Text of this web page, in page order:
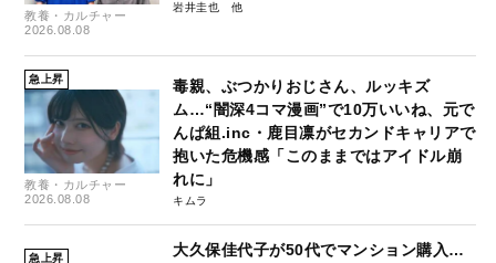
教養・カルチャー
2026.08.08
岩井圭也
急上昇
教養・カルチャー
2026.08.08
毒親、ぶつかりおじさん、ルッキズ
ム…“闇深4コマ漫画”で10万いいね、元で
んぱ組.inc・鹿目凛がセカンドキャリアで
抱いた危機感「このままではアイドル崩
れに」
キムラ
急上昇
大久保佳代子が50代でマンション購入…